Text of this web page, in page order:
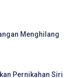
Menghilang
Pernikahan Siri